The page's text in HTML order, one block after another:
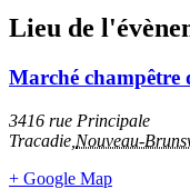
Lieu de
Marché champêtre
3416 rue Principale
Tracadie Nouveau-
+ Google Map